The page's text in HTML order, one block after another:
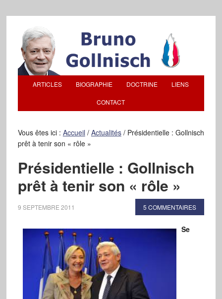
ARTICLES BIOGRAPHIE DOCTRINE LIENS
CONTACT
Vous êtes ici : Accueil / Actualités /Présidentielle : Gollnisch
prêt à tenir son « rôle »
Présidentielle : Gollnisch
prêt à tenir son « rôle »
9 SEPTEMBRE 2011 5 COMMENTAIRES
Se